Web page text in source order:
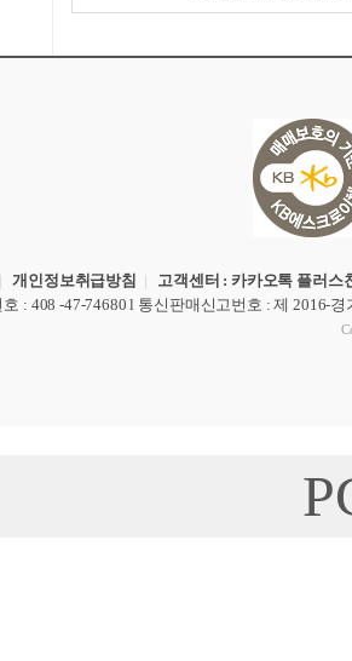
|개인정보취급방침 | 고객센터 : 카카오톡 플러스
호 : 408 -47-74680 l 통신판매신고번호 : 제 2016-